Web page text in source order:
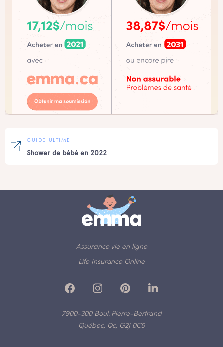
GUIDE ULTIME
Shower de bébé en 2022
Assurance vie en ligne
Life Insurance Online
7900-300 Boul. Pierre-Bertrand
Québec, Qc, G2J 0C5